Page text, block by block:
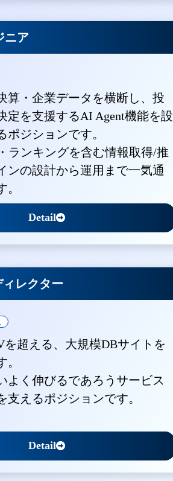
ニア
算・企業データを横断し、投
定を支援するAI Agent機能を設
ポジションです。
ランキングを含む情報取得/推
ンの設計から運用まで一気通
。
Detail
レクター
を超える、大規模DBサイトを
。
よく伸びるであろうサービス
支えるポジションです。
Detail